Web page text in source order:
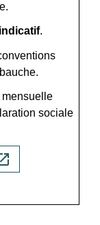
indicatif.
sociale